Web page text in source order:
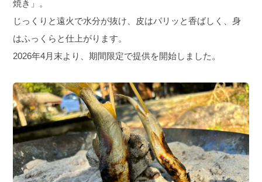
焼き」。
じっくりと遠火で水分が抜け、皮はパリッと香ばしく、身
はふっくらと仕上がります。
2026年4月末より、期間限定で提供を開始しました。